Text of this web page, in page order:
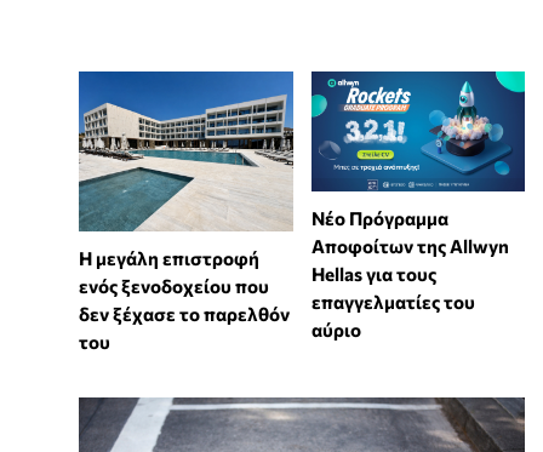
Η μεγάλη επιστροφή
ενός ξενοδοχείου που
δεν ξέχασε το παρελθόν
του
Νέο Πρόγραμμα
Αποφοίτων της Allwyn
Hellas για τους
επαγγελματίες του
αύριο